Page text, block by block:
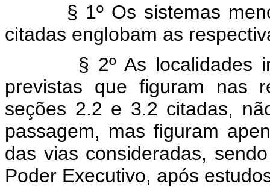
§ 1º Os sistemas
citadas englobam as
§ 2º As localidades
previstas que figuram nas
seções 2.2 e 3.2 citadas,
passagem, mas figuram
das vias consideradas,
Poder Executivo, após